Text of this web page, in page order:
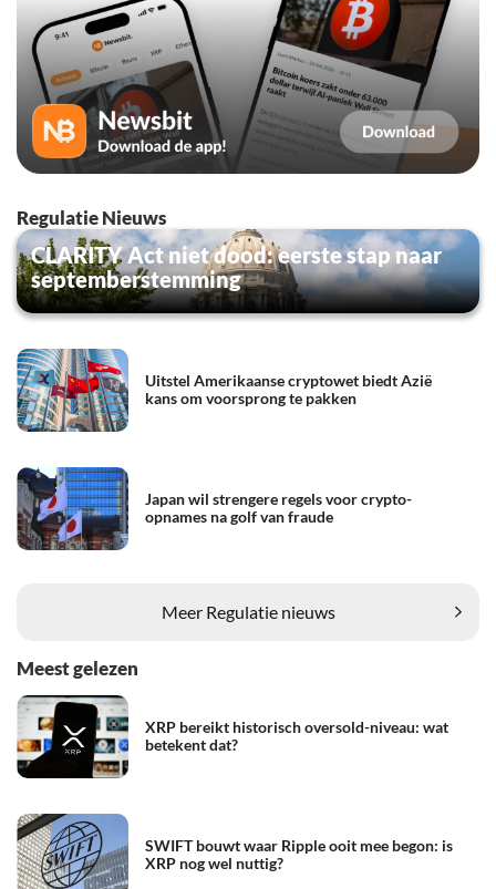
Regulatie Nieuws
CLARITY Act niet dood: eerste stap naar
septemberstemming
Uitstel Amerikaanse cryptowet biedt Azië
kans om voorsprong te pakken
Japan wil strengere regels voor crypto-
opnames na golf van fraude
Meer Regulatie nieuws
Meest gelezen
XRP bereikt historisch oversold-niveau: wat
betekent dat?
SWIFT bouwt waar Ripple ooit mee begon: is
XRP nog wel nuttig?